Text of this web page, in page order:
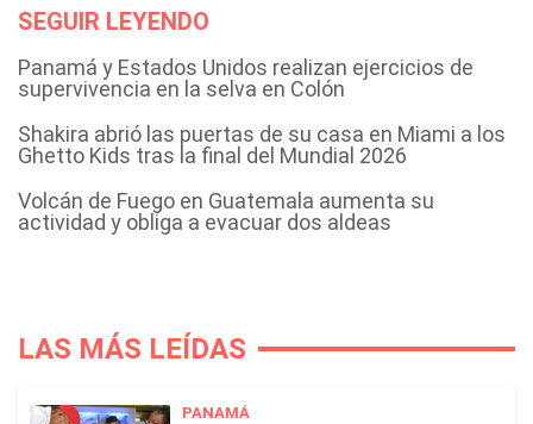
SEGUIR LEYENDO
Panamá y Estados Unidos realizan ejercicios de
supervivencia en la selva en Colón
Shakira abrió las puertas de su casa en Miami a los
Ghetto Kids tras la final del Mundial 2026
Volcán de Fuego en Guatemala aumenta su
actividad y obliga a evacuar dos aldeas
LAS MÁS LEÍDAS
PANAMÁ